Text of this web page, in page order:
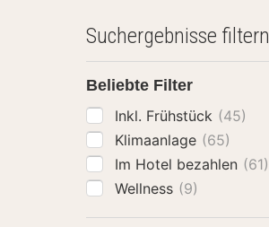
Suchergebnisse filtern
Beliebte Filter
Inkl. Frühstück (45)
Klimaanlage (65)
Im Hotel bezahlen (61)
Wellness (9)